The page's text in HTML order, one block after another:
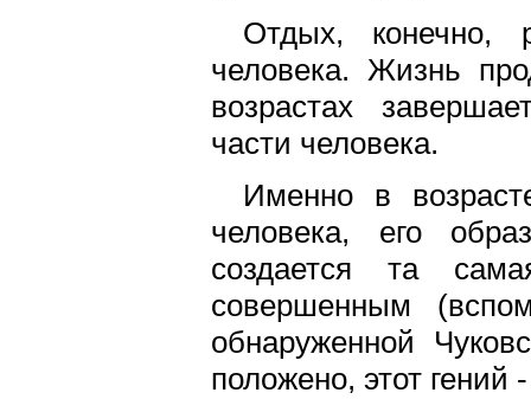
Отдых, конечно,
человека. Жизнь
возрастах
части человека.
Именно в
человека, его
создается та
совершенным
обнаруженной
положено, этот гений